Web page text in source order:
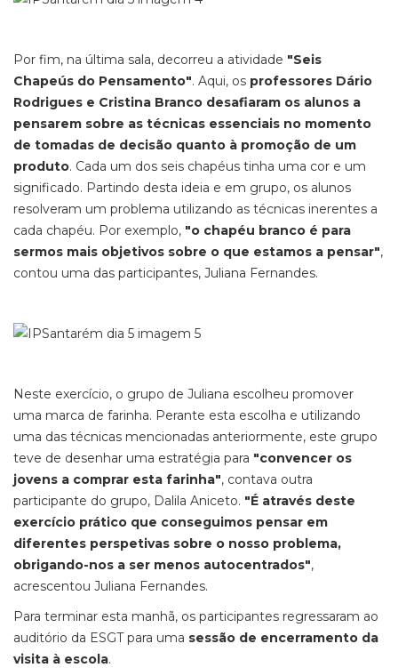
Por fim, na última sala, decorreu a atividade "Seis
Chapeús do Pensamento". Aqui, os professores Dário
Rodrigues e Cristina Branco desafiaram os alunos a
pensarem sobre as técnicas essenciais no momento
de tomadas de decisão quanto à promoção de um
produto. Cada um dos seis chapéus tinha uma cor e um
significado. Partindo desta ideia e em grupo, os alunos
resolveram um problema utilizando as técnicas inerentes a
cada chapéu. Por exemplo, "o chapéu branco é para
sermos mais objetivos sobre o que estamos a pensar",
contou uma das participantes, Juliana Fernandes.
Neste exercício, o grupo de Juliana escolheu promover
uma marca de farinha. Perante esta escolha e utilizando
uma das técnicas mencionadas anteriormente, este grupo
teve de desenhar uma estratégia para "convencer os
jovens a comprar esta farinha", contava outra
participante do grupo, Dalila Aniceto. "É através deste
exercício prático que conseguimos pensar em
diferentes perspetivas sobre o nosso problema,
obrigando-nos a ser menos autocentrados",
acrescentou Juliana Fernandes.
Para terminar esta manhã, os participantes regressaram ao
auditório da ESGT para uma sessão de encerramento da
visita à escola.